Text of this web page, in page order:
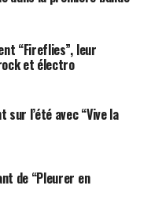
“Fireflies”, leur
et électro
sur l’été avec “Vive la
de “Pleurer en